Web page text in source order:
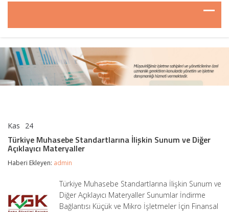
Kas 24
Standartlarına
İlişkin
Sunum
Açıklayıcı
Materyaller
için
Türkiye Muhasebe Standartlarına İlişkin Sunum ve Diğer
Açıklayıcı Materyaller
Haberi Ekleyen: admin
Türkiye Muhasebe Standartlarına İlişkin Sunum ve
Diğer Açıklayıcı Materyaller Sunumlar İndirme
Bağlantısı Küçük ve Mikro İşletmeler İçin Finansal